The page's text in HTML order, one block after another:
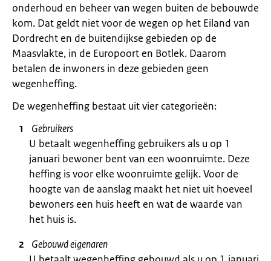
onderhoud en beheer van wegen buiten de bebouwde
kom. Dat geldt niet voor de wegen op het Eiland van
Dordrecht en de buitendijkse gebieden op de
Maasvlakte, in de Europoort en Botlek. Daarom
betalen de inwoners in deze gebieden geen
wegenheffing.
De wegenheffing bestaat uit vier categorieën:
Gebruikers
U betaalt wegenheffing gebruikers als u op 1
januari bewoner bent van een woonruimte. Deze
heffing is voor elke woonruimte gelijk. Voor de
hoogte van de aanslag maakt het niet uit hoeveel
bewoners een huis heeft en wat de waarde van
het huis is.
Gebouwd eigenaren